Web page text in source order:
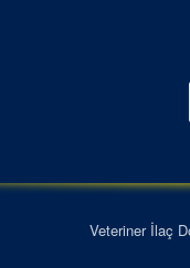
Veteriner İlaç